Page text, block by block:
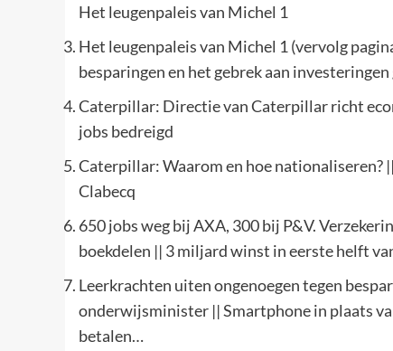
Het leugenpaleis van Michel 1
Het leugenpaleis van Michel 1 (vervolg
besparingen en het gebrek aan
Caterpillar: Directie van Caterpillar richt
jobs bedreigd
Caterpillar: Waarom en hoe nationaliseren?
Clabecq
650 jobs weg bij AXA, 300 bij P&V.
boekdelen || 3 miljard winst in eerste helft
Leerkrachten uiten ongenoegen tegen
onderwijsminister || Smartphone in plaats
betalen…